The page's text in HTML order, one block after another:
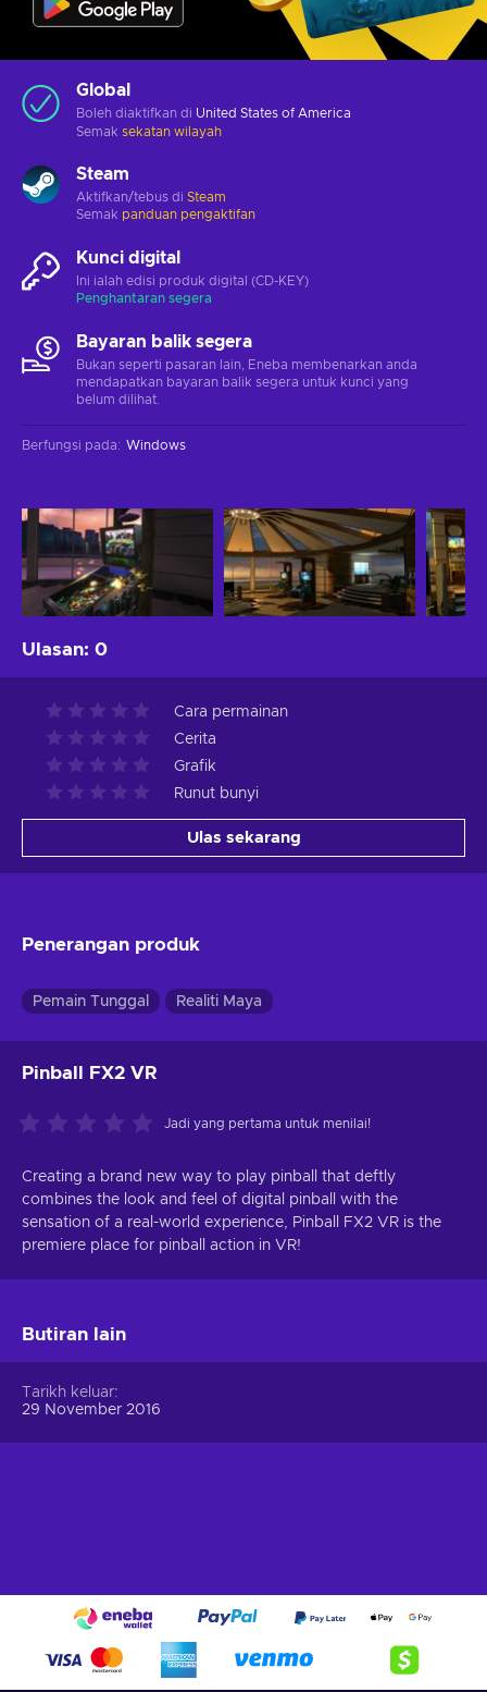
Global
Boleh diaktifkan di United States of America
Semak sekatan wilayah
Steam
Aktifkan/tebus di Steam
Semak panduan pengaktifan
Kunci digital
Ini ialah edisi produk digital (CD-KEY)
Penghantaran segera
Bayaran balik segera
Bukan seperti pasaran lain, Eneba membenarkan anda
mendapatkan bayaran balik segera untuk kunci yang
belum dilihat.
Berfungsi pada: Windows
Ulasan: 0
Cara permainan
Cerita
Grafik
Runut bunyi
Ulas sekarang
Penerangan produk
Pemain Tunggal Realiti Maya
Pinball FX2 VR
Jadi yang pertama untuk menilai!
Creating a brand new way to play pinball that deftly
combines the look and feel of digital pinball with the
sensation of a real-world experience, Pinball FX2 VR is the
premiere place for pinball action in VR!
Butiran lain
Tarikh keluar
29 November 2016